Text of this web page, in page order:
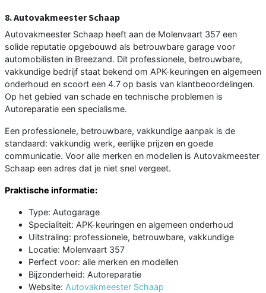
8. Autovakmeester Schaap
Autovakmeester Schaap heeft aan de Molenvaart 357 een
solide reputatie opgebouwd als betrouwbare garage voor
automobilisten in Breezand. Dit professionele, betrouwbare,
vakkundige bedrijf staat bekend om APK-keuringen en algemeen
onderhoud en scoort een 4.7 op basis van klantbeoordelingen.
Op het gebied van schade en technische problemen is
Autoreparatie een specialisme.
Een professionele, betrouwbare, vakkundige aanpak is de
standaard: vakkundig werk, eerlijke prijzen en goede
communicatie. Voor alle merken en modellen is Autovakmeester
Schaap een adres dat je niet snel vergeet.
Praktische informatie:
Type: Autogarage
Specialiteit: APK-keuringen en algemeen onderhoud
Uitstraling: professionele, betrouwbare, vakkundige
Locatie: Molenvaart 357
Perfect voor: alle merken en modellen
Bijzonderheid: Autoreparatie
Website: Autovakmeester Schaap